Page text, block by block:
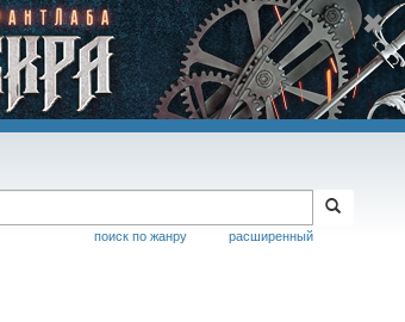
расширенный
поиск по жанру